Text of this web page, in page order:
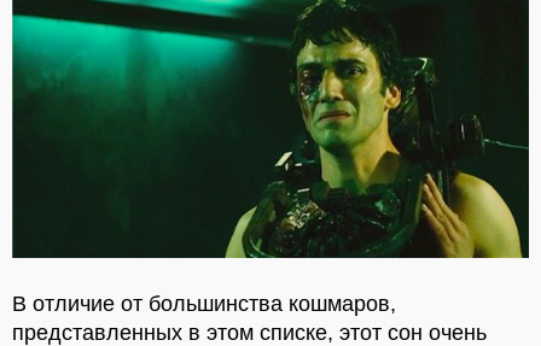
В отличие от большинства кошмаров,
представленных в этом списке, этот сон очень